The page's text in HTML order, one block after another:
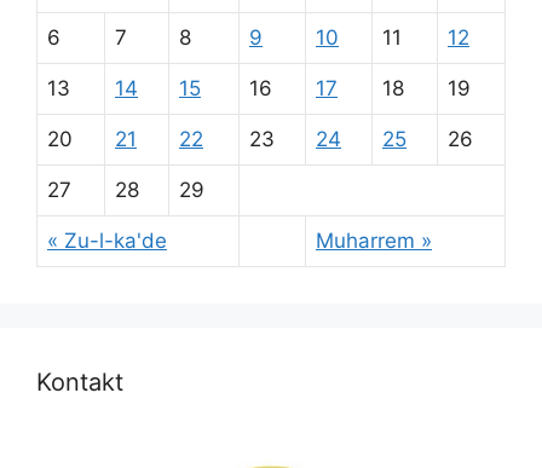
« Zu-l-ka'de Muharrem »
6 7 8 9 10 11 12
13 14 15 16 17 18 19
20 21 22 23 24 25 26
27 28 29
Kontakt